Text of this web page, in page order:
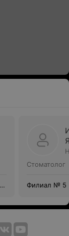
Стоматолог
Филиал № 5